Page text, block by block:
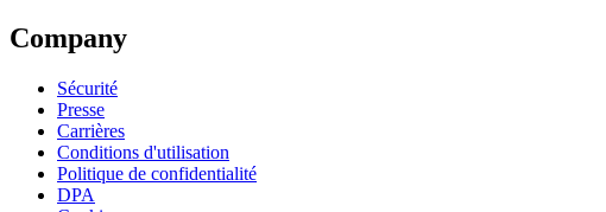
Company
Sécurité
Presse
Carrières
Conditions d'utilisation
Politique de confidentialité
DPA